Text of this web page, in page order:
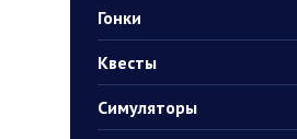
Гонки
Квесты
Симуляторы